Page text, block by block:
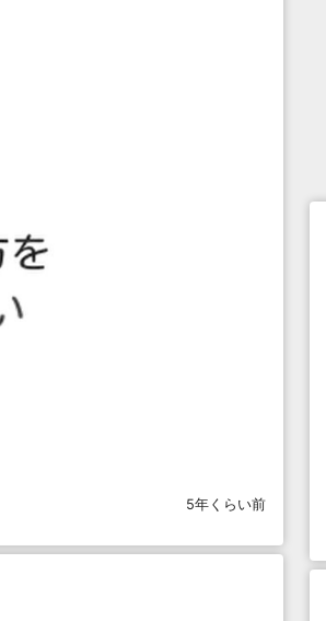
5年くらい前